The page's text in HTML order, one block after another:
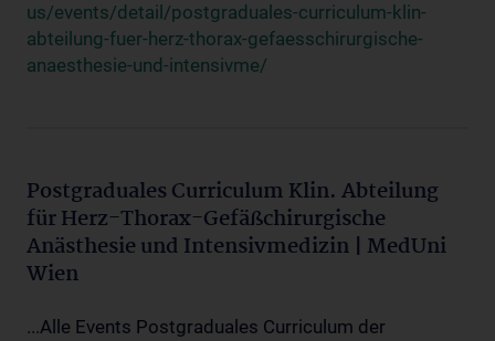
us/events/detail/postgraduales-curriculum-klin-
abteilung-fuer-herz-thorax-gefaesschirurgische-
anaesthesie-und-intensivme/
Postgraduales Curriculum Klin. Abteilung
für Herz-Thorax-Gefäßchirurgische
Anästhesie und Intensivmedizin | MedUni
Wien
...Alle Events Postgraduales Curriculum der